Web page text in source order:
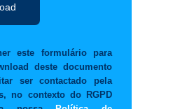
este formulário para
deste documento
ser contactado pela
no contexto do RGPD